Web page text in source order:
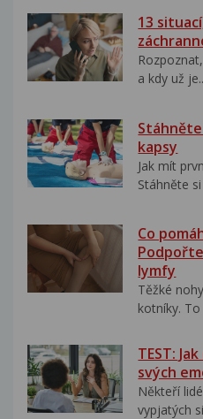
13
a kdy už
kapsy
Jak mít
Stáhněte
Co
lymfy
Těžké
kotníky.
TEST:
svých
Někteří
vypjatých